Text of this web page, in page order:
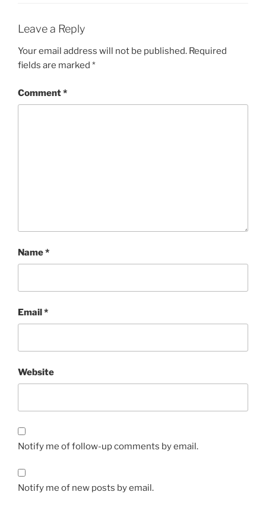
Leave a Reply
Your email address will not be published. Required
fields are marked *
Comment*
Name*
Email*
Website
Notify me of follow-up comments by email.
Notify me of new posts by email.